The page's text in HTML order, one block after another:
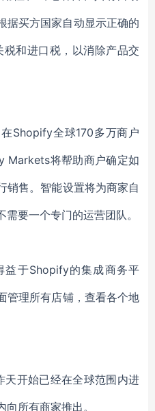
据买方国家自动显示正确的
税和进口税，以消除产品交
在Shopify全球170多万商户
Markets将帮助商户确定如
销售。智能设置将为商家自
要一个专门的运营团队。
益于Shopify的集成商务平
管理所有店铺，查看各个地
天开始已经在全球范围内进
向所有商家推出。